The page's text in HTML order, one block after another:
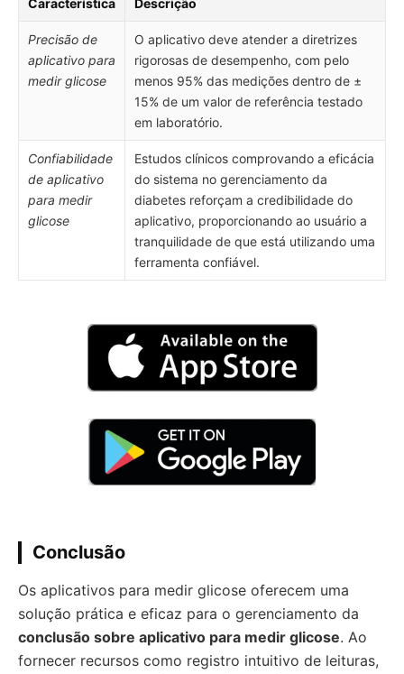
Característica Descrição
Precisão de
aplicativo para
medir glicose
O aplicativo deve atender a diretrizes
rigorosas de desempenho, com pelo
menos 95% das medições dentro de ±
15% de um valor de referência testado
em laboratório.
Confiabilidade
de aplicativo
para medir
glicose
Estudos clínicos comprovando a eficácia
do sistema no gerenciamento da
diabetes reforçam a credibilidade do
aplicativo, proporcionando ao usuário a
tranquilidade de que está utilizando uma
ferramenta confiável.
Conclusão
Os aplicativos para medir glicose oferecem uma
solução prática e eficaz para o gerenciamento da
conclusão sobre aplicativo para medir glicose. Ao
fornecer recursos como registro intuitivo de leituras,